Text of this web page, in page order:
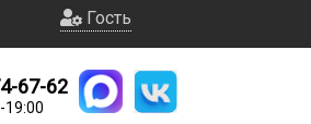
Гость
67-62
19:00